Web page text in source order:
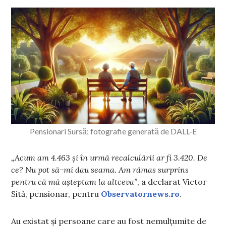
Pensionari Sursă: fotografie generată de DALL-E
„Acum am 4.463 și în urmă recalculării ar fi 3.420. De
ce? Nu pot să-mi dau seama. Am rămas surprins
pentru că mă așteptam la altceva”, a declarat Victor
Sită, pensionar, pentru Observatornews.ro.
Au existat și persoane care au fost nemulțumite de